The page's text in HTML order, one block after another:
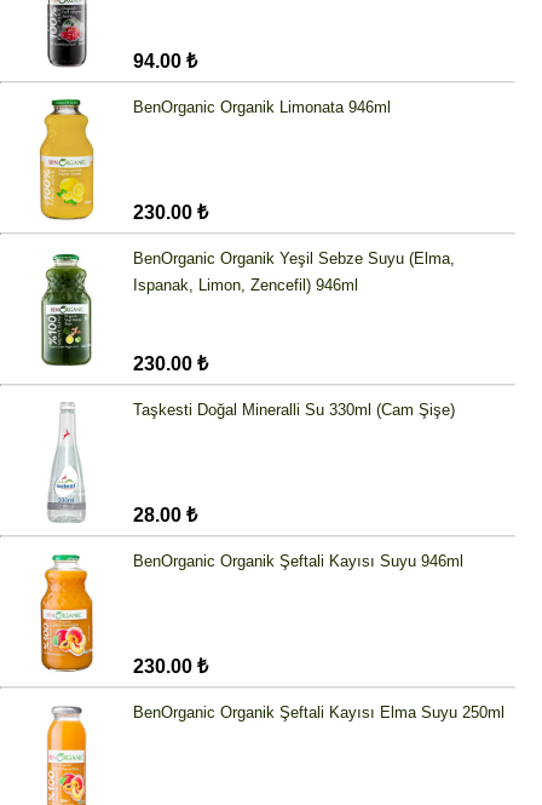
94.00 ₺
BenOrganic Organik Limonata 946ml
230.00 ₺
BenOrganic Organik Yeşil Sebze Suyu (Elma,
Ispanak, Limon, Zencefil) 946ml
230.00 ₺
Taşkesti Doğal Mineralli Su 330ml (Cam Şişe)
28.00 ₺
BenOrganic Organik Şeftali Kayısı Suyu 946ml
230.00 ₺
BenOrganic Organik Şeftali Kayısı Elma Suyu 250ml